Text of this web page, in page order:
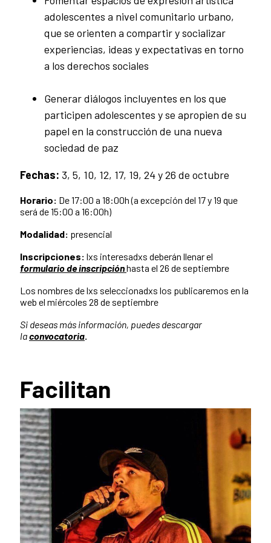
adolescentes a nivel comunitario urbano,
que se orienten a compartir y socializar
experiencias, ideas y expectativas en torno
a los derechos sociales
Generar diálogos incluyentes en los que
participen adolescentes y se apropien de su
papel en la construcción de una nueva
sociedad de paz
Fechas: 3, 5, 10, 12, 17, 19, 24 y 26 de octubre
Horario: De 17:00 a 18:00h (a excepción del 17 y 19 que
será de 15:00 a 16:00h)
Modalidad: presencial
Inscripciones: lxs interesadxs deberán llenar el
formulario de inscripciónhasta el 26 de septiembre
Los nombres de lxs seleccionadxs los publicaremos en la
web el miércoles 28 de septiembre
Si deseas más información, puedes descargar
laconvocatoria.
Facilitan